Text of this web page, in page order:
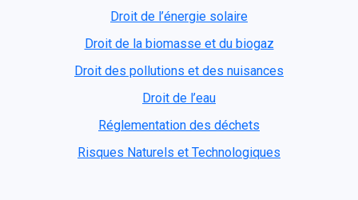
Droit de l’énergie solaire
Droit de la biomasse et du biogaz
Droit des pollutions et des nuisances
Droit de l’eau
Réglementation des déchets
Risques Naturels et Technologiques